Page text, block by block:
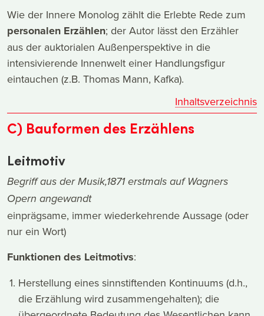
Wie der Innere Monolog zählt die Erlebte Rede zum
personalen Erzählen; der Autor lässt den Erzähler
aus der auktorialen Außenperspektive in die
intensivierende Innenwelt einer Handlungsfigur
eintauchen (z.B. Thomas Mann, Kafka).
Inhaltsverzeichnis
C) Bauformen des Erzählens
Leitmotiv
Begriff aus der Musik,1871 erstmals auf Wagners
Opern angewandt
einprägsame, immer wiederkehrende Aussage (oder
nur ein Wort)
Funktionen des Leitmotivs:
Herstellung eines sinnstiftenden Kontinuums (d.h.,
die Erzählung wird zusammengehalten); die